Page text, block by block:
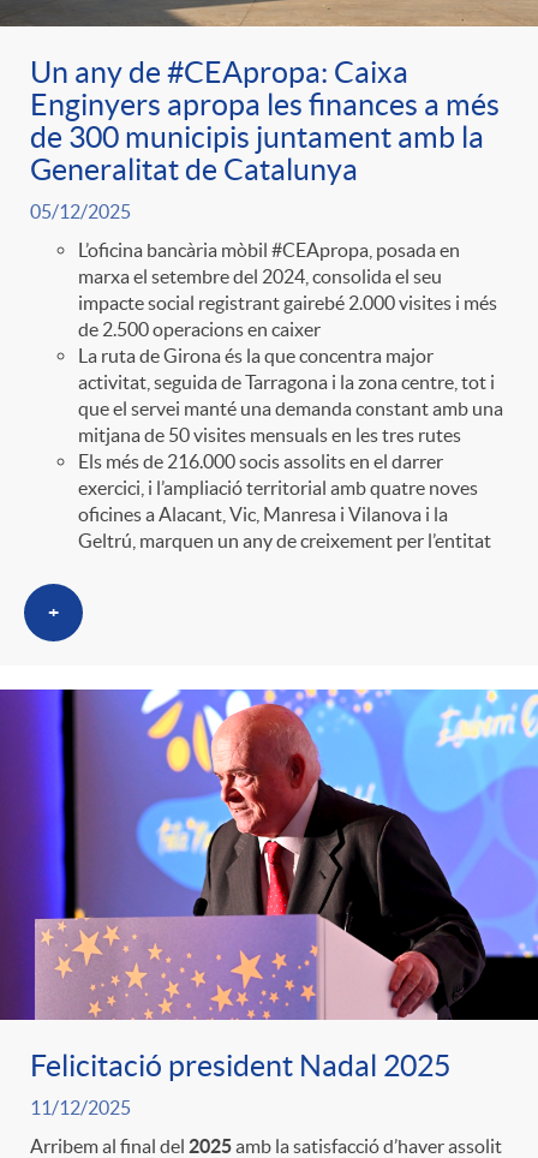
Un any de #CEApropa: Caixa
Enginyers apropa les finances a més
de 300 municipis juntament amb la
Generalitat de Catalunya
05/12/2025
L’oficina bancària mòbil #CEApropa, posada en
marxa el setembre del 2024, consolida el seu
impacte social registrant gairebé 2.000 visites i més
de 2.500 operacions en caixer
La ruta de Girona és la que concentra major
activitat, seguida de Tarragona i la zona centre, tot i
que el servei manté una demanda constant amb una
mitjana de 50 visites mensuals en les tres rutes
Els més de 216.000 socis assolits en el darrer
exercici, i l’ampliació territorial amb quatre noves
oficines a Alacant, Vic, Manresa i Vilanova i la
Geltrú, marquen un any de creixement per l’entitat
+
Felicitació president Nadal 2025
11/12/2025
Arribem al final del 2025amb la satisfacció d’haver assolit